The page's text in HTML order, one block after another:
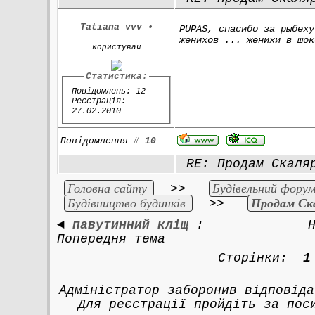
Tatiana vvv •
користувач
Статистика:
Повідомлень: 12
Реєстрація:
27.02.2010
PUPAS, спасибо за
женихов ... женихи в
Повідомлення#10
RE: Продам
Головна сайту
>>
Будівельний
Будівництво будинків
>>
Продам
◄павутинний кліщ :
Попередня тема
Сторінки:1
Адміністратор заборонив
Для реєстрації пройдіть за